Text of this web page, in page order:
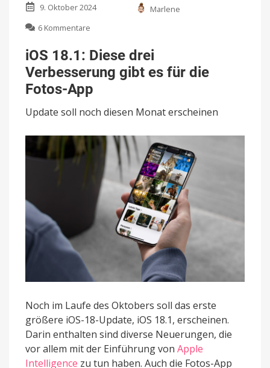
9. Oktober 2024
Marlene
6 Kommentare
18.1:
Diese
drei
Verbesserung
gibt
es
Fotos-
App
iOS 18.1: Diese drei
Verbesserung gibt es für die
Fotos-App
Update soll noch diesen Monat erscheinen
Noch im Laufe des Oktobers soll das erste
größere iOS-18-Update, iOS 18.1, erscheinen.
Darin enthalten sind diverse Neuerungen, die
vor allem mit der Einführung von Apple
Intelligence zu tun haben. Auch die Fotos-App